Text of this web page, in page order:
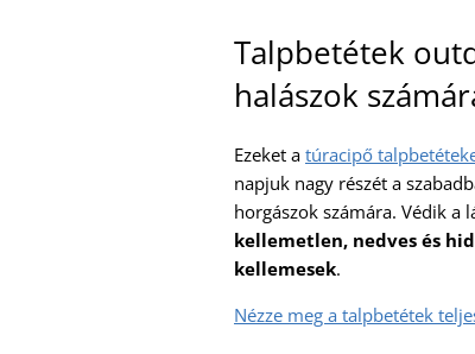
Talpbetétek
halászok
Ezeket a túracipő
napjuk nagy részét a
horgászok számára. Védik a
kellemetlen, nedves és
kellemesek.
Nézze meg a talpbetétek